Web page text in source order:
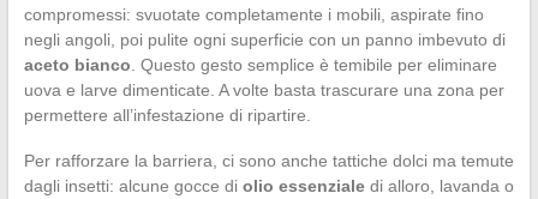
compromessi: svuotate completamente i mobili, aspirate fino
negli angoli, poi pulite ogni superficie con un panno imbevuto di
aceto bianco . Questo gesto semplice è temibile per eliminare
uova e larve dimenticate. A volte basta trascurare una zona per
permettere all’infestazione di ripartire.
Per rafforzare la barriera, ci sono anche tattiche dolci ma temute
dagli insetti: alcune gocce di olio essenzialedi alloro, lavanda o